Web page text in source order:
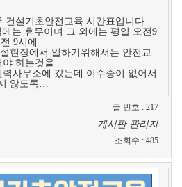
건설기초안전교육 시간표입니다.
는 휴무이며 그 외에는 평일 오전9
9시에
현장에서 일하기위해서는 안전교
하는것을
사무소에 갔는데 이수증이 없어서
않도록…
글 번호 : 217
게시판 관리자
조회수 : 485